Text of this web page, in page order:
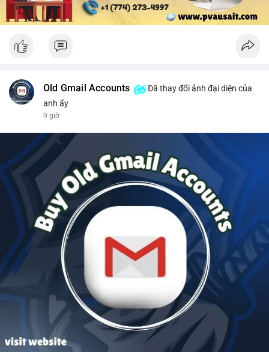
Old Gmail Accounts
Đã thay đổi ảnh đại diện của
anh ấy
9 giờ